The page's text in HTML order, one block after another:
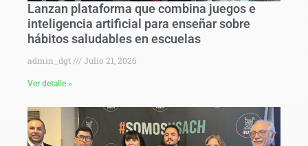
Lanzan plataforma que combina juegos e
inteligencia artificial para enseñar sobre
hábitos saludables en escuelas
admin_dgt Julio 21, 2026
Ver detalle »